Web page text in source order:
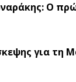
Ο
για τη